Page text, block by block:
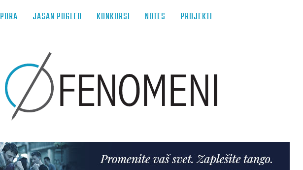
JASAN POGLED KONKURSI NOTES PROJEKTI